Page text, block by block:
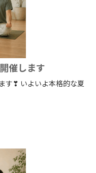
催します
す❣ いよいよ本格的な夏